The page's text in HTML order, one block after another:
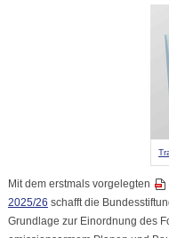
Mit dem erstmals vorgelegten
2025/26 schafft die
Grundlage zur Einordnung des